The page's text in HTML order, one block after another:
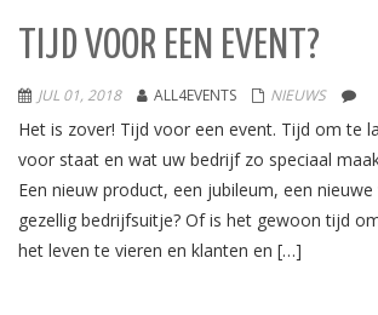
TIJD VOOR EEN EVENT?
JUL 01, 2018 ALL4EVENTS NIEUWS
Het is zover! Tijd voor een event. Tijd om te
voor staat en wat uw bedrijf zo speciaal
Een nieuw product, een jubileum, een
gezellig bedrijfsuitje? Of is het gewoon tijd
het leven te vieren en klanten en […]